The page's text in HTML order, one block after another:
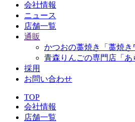
会社情報
ニュース
店舗一覧
通販
かつおの藁焼き「藁焼き
青森りんごの専門店「あ
採用
お問い合わせ
TOP
会社情報
店舗一覧